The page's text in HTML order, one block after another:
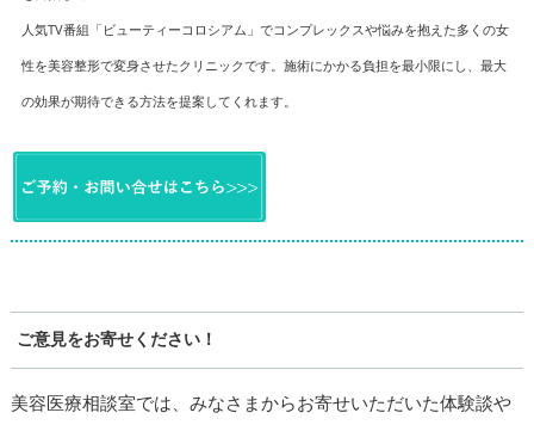
人気TV番組「ビューティーコロシアム」でコンプレックスや悩みを抱えた多くの女
性を美容整形で変身させたクリニックです。施術にかかる負担を最小限にし、最大
の効果が期待できる方法を提案してくれます。
ご意見をお寄せください！
美容医療相談室では、みなさまからお寄せいただいた体験談や